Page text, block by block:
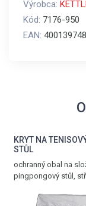
Výrobca:
Kód: 7176-950
EAN:
KRYT NA
STŮL
ochranný obal na
pingpongový stůl,